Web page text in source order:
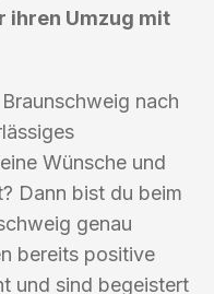
ihren Umzug mit
nach
Wünsche und
Dann bist du beim
genau
bereits positive
und sind begeistert